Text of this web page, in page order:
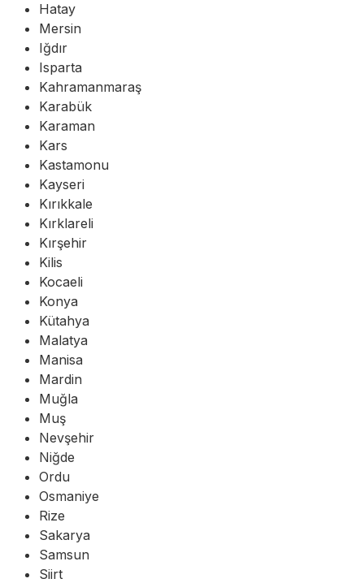
Hatay
Mersin
Iğdır
Isparta
Kahramanmaraş
Karabük
Karaman
Kars
Kastamonu
Kayseri
Kırıkkale
Kırklareli
Kırşehir
Kilis
Kocaeli
Konya
Kütahya
Malatya
Manisa
Mardin
Muğla
Muş
Nevşehir
Niğde
Ordu
Osmaniye
Rize
Sakarya
Samsun
Siirt